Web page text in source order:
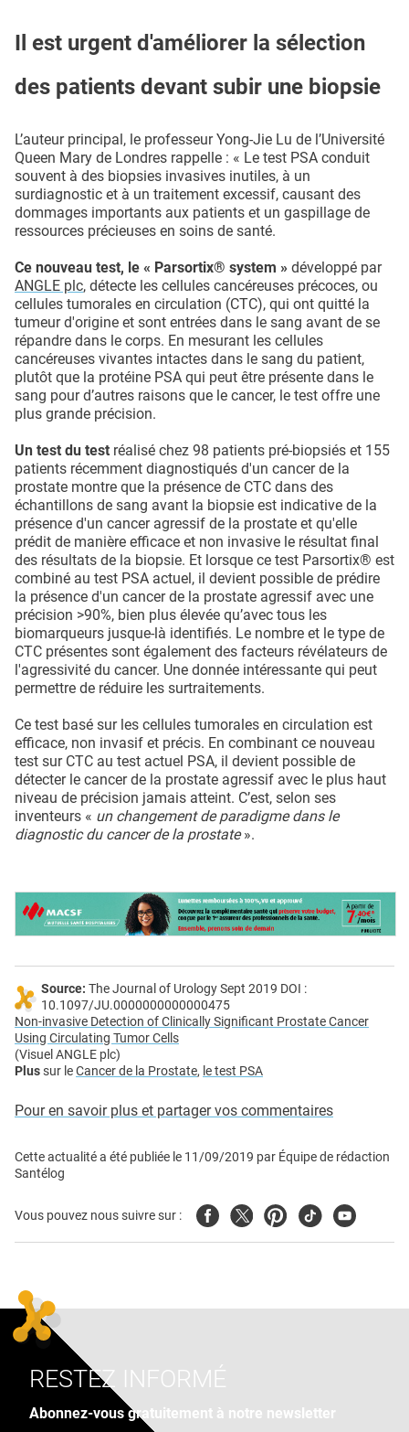
Il est urgent d'améliorer la sélection
des patients devant subir une biopsie
L’auteur principal, le professeur Yong-Jie Lu de l’Université
Queen Mary de Londres rappelle : « Le test PSA conduit
souvent à des biopsies invasives inutiles, à un
surdiagnostic et à un traitement excessif, causant des
dommages importants aux patients et un gaspillage de
ressources précieuses en soins de santé.
Ce nouveau test, le « Parsortix® system » développé par
ANGLE plc, détecte les cellules cancéreuses précoces, ou
cellules tumorales en circulation (CTC), qui ont quitté la
tumeur d'origine et sont entrées dans le sang avant de se
répandre dans le corps. En mesurant les cellules
cancéreuses vivantes intactes dans le sang du patient,
plutôt que la protéine PSA qui peut être présente dans le
sang pour d’autres raisons que le cancer, le test offre une
plus grande précision.
Un test du test réalisé chez 98 patients pré-biopsiés et 155
patients récemment diagnostiqués d'un cancer de la
prostate montre que la présence de CTC dans des
échantillons de sang avant la biopsie est indicative de la
présence d'un cancer agressif de la prostate et qu'elle
prédit de manière efficace et non invasive le résultat final
des résultats de la biopsie. Et lorsque ce test Parsortix® est
combiné au test PSA actuel, il devient possible de prédire
la présence d'un cancer de la prostate agressif avec une
précision >90%, bien plus élevée qu’avec tous les
biomarqueurs jusque-là identifiés. Le nombre et le type de
CTC présentes sont également des facteurs révélateurs de
l'agressivité du cancer. Une donnée intéressante qui peut
permettre de réduire les surtraitements.
Ce test basé sur les cellules tumorales en circulation est
efficace, non invasif et précis. En combinant ce nouveau
test sur CTC au test actuel PSA, il devient possible de
détecter le cancer de la prostate agressif avec le plus haut
niveau de précision jamais atteint. C’est, selon ses
inventeurs « un changement de paradigme dans le
diagnostic du cancer de la prostate».
Source: The Journal of Urology Sept 2019 DOI :
10.1097/JU.0000000000000475
Non-invasive Detection of Clinically Significant Prostate Cancer
Using Circulating Tumor Cells
(Visuel ANGLE plc)
Plussur leCancer de la Prostate, le test PSA
Pour en savoir plus et partager vos commentaires
Cette actualité a été publiée le 11/09/2019 par Équipe de rédaction
Santélog
Vous pouvez nous suivre sur : FacebookTwitterPinterest
TiktokYoutube
RESTEZ INFORMÉ
Abonnez-vous gratuitement à notre newsletter